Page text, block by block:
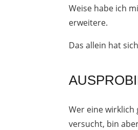
Weise habe ich
erweitere.
Das allein hat
Wer eine wirklich
versucht, bin